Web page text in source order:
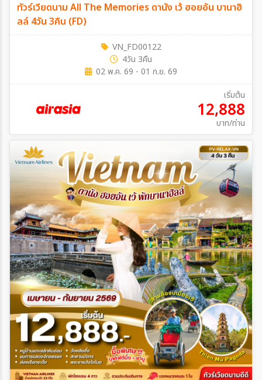
ทัวร์เวียดนาม All The Memories ดานัง เว้ ฮอยอัน บานาฮิ
ลล์ 4วัน 3คืน (FD)
VN_FD00122
4วัน 3คืน
02 พ.ค. 69 - 01 ก.ย. 69
เริ่มต้น
12,888
บาท/ท่าน